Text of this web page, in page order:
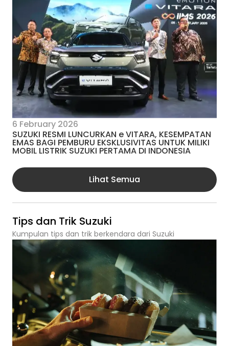
6 February 2026
SUZUKI RESMI LUNCURKAN e VITARA, KESEMPATAN
EMAS BAGI PEMBURU EKSKLUSIVITAS UNTUK MILIKI
MOBIL LISTRIK SUZUKI PERTAMA DI INDONESIA
Lihat Semua
Tips dan Trik Suzuki
Kumpulan tips dan trik berkendara dari Suzuki